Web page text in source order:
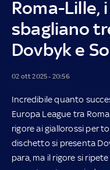
Roma-Lille,
sbagliano
Dovbyk e
02 ott 2025 - 20:56
Incredibile quanto
Europa League tra
rigore ai giallorossi per
dischetto si presenta
para, ma il rigore si